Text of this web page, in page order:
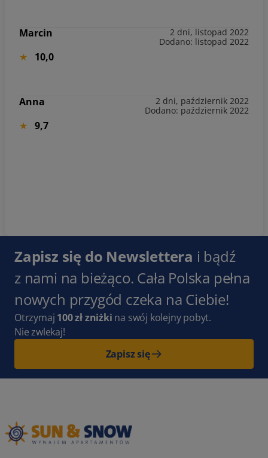
Marcin
2 dni, listopad 2022
Dodano: listopad 2022
10,0
Anna
2 dni, październik 2022
Dodano: październik 2022
9,7
Zapisz się do Newslettera i bądź
z nami na bieżąco. Cała Polska pełna
nowych przygód czeka na Ciebie!
Otrzymaj 100 zł zniżki na swój kolejny pobyt.
Nie zwlekaj!
Zapisz się